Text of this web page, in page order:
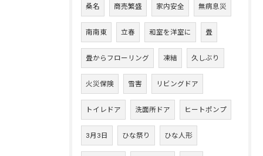
桑名 商売繁盛 家内安全 無病息災
南南東 立春 和室を洋室に 畳
畳からフローリング 凍結 久しぶり
火災保険 雪害 リビングドア
トイレドア 洗面所ドア ヒートポンプ
3月3日 ひな祭り ひな人形